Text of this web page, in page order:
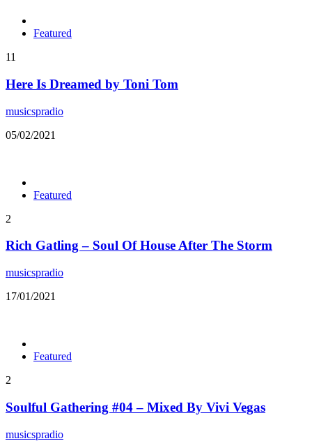
Featured
11
Here Is Dreamed by Toni Tom
musicspradio
05/02/2021
Featured
2
Rich Gatling – Soul Of House After The Storm
musicspradio
17/01/2021
Featured
2
Soulful Gathering #04 – Mixed By Vivi Vegas
musicspradio